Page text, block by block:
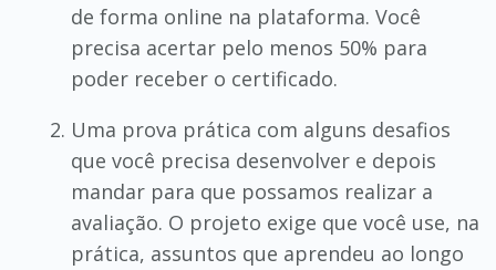
de forma online na plataforma. Você
precisa acertar pelo menos 50% para
poder receber o certificado.
Uma prova prática com alguns desafios
que você precisa desenvolver e depois
mandar para que possamos realizar a
avaliação. O projeto exige que você use, na
prática, assuntos que aprendeu ao longo